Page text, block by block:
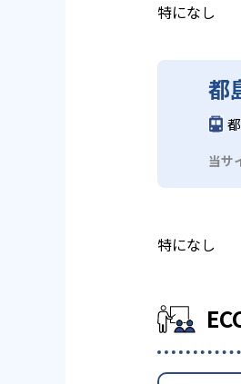
特になし
都
当サ
特になし